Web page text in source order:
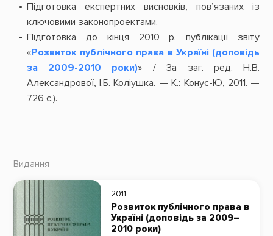
Підготовка експертних висновків, пов’язаних із
ключовими законопроектами.
Підготовка до кінця 2010 р. публікації звіту
«Розвиток публічного права в Україні (доповідь
за 2009-2010 роки)» / За заг. ред. Н.В.
Александрової, І.Б. Коліушка. — К.: Конус-Ю, 2011. —
726 с.).
Видання
2011
Розвиток публічного права в
Україні (доповідь за 2009–
2010 роки)